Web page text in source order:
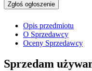
Zgłoś ogłoszenie
Opis przedmiotu
O Sprzedawcy
Oceny Sprzedawcy
Sprzedam